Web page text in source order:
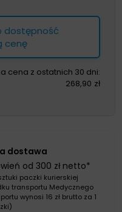
dostępność
cenę
cena z ostatnich 30 dni:
268,90 zł
dostawa
od 300 zł netto*
paczki kurierskiej
transportu Medycznego
wynosi 16 zł brutto za 1